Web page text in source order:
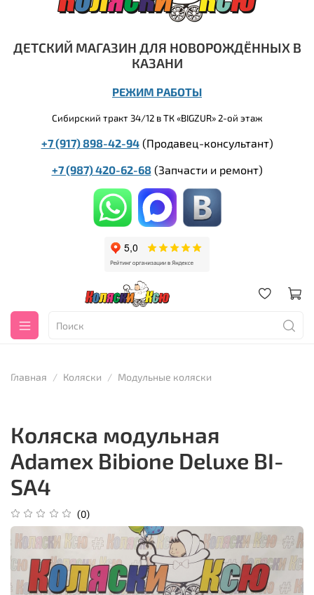
ДЕТСКИЙ МАГАЗИН ДЛЯ НОВОРОЖДЁННЫХ В
КАЗАНИ
РЕЖИМ РАБОТЫ
Сибирский тракт 34/12 в ТК «BIGZUR» 2-ой этаж
+7 (917) 898-42-94(Продавец-консультант)
+7 (987) 420-62-68 (Запчасти и ремонт)
Главная Коляски Модульные коляски
Коляска модульная
Adamex Bibione Deluxe BI-
SA4
(0)